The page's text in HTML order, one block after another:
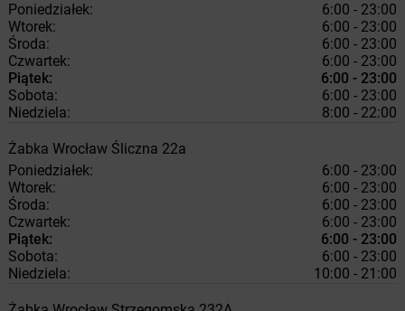
Poniedziałek:
6:00 - 23:00
Wtorek:
6:00 - 23:00
Środa:
6:00 - 23:00
Czwartek:
6:00 - 23:00
Piątek:
6:00 - 23:00
Sobota:
6:00 - 23:00
Niedziela:
8:00 - 22:00
Żabka Wrocław Śliczna 22a
Poniedziałek:
6:00 - 23:00
Wtorek:
6:00 - 23:00
Środa:
6:00 - 23:00
Czwartek:
6:00 - 23:00
Piątek:
6:00 - 23:00
Sobota:
6:00 - 23:00
Niedziela:
10:00 - 21:00